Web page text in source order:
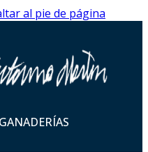
al pie de página
GANADERÍAS